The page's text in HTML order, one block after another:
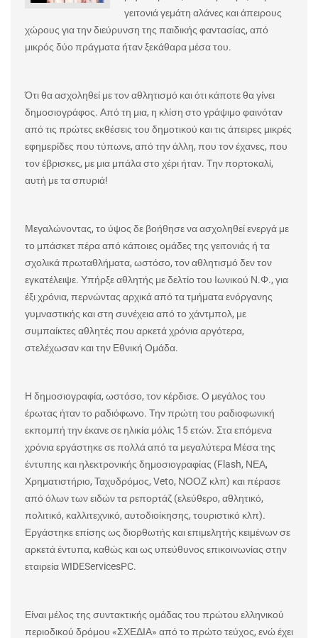
γειτονιά γεμάτη αλάνες και άπειρους
χώρους για την διεύρυνση της παιδικής φαντασίας, από
μικρός δύο πράγματα ήταν ξεκάθαρα μέσα του.
Ότι θα ασχοληθεί με τον αθλητισμό και ότι κάποτε θα γίνει
δημοσιογράφος. Από τη μια, η κλίση στο γράψιμο φαινόταν
από τις πρώτες εκθέσεις του δημοτικού και τις άπειρες μικρές
εφημερίδες που τύπωνε, από την άλλη, που τον έχανες, που
τον έβρισκες, με μια μπάλα στο χέρι ήταν. Την πορτοκαλί,
αυτή με τα σπυριά!
Μεγαλώνοντας, το ύψος δε βοήθησε να ασχοληθεί ενεργά με
το μπάσκετ πέρα από κάποιες ομάδες της γειτονιάς ή τα
σχολικά πρωταθλήματα, ωστόσο, τον αθλητισμό δεν τον
εγκατέλειψε. Υπήρξε αθλητής με δελτίο του Ιωνικού Ν.Φ., για
έξι χρόνια, περνώντας αρχικά από τα τμήματα ενόργανης
γυμναστικής και στη συνέχεια από το χάντμπολ, με
συμπαίκτες αθλητές που αρκετά χρόνια αργότερα,
στελέχωσαν και την Εθνική Ομάδα.
Η δημοσιογραφία, ωστόσο, τον κέρδισε. Ο μεγάλος του
έρωτας ήταν το ραδιόφωνο. Την πρώτη του ραδιοφωνική
εκπομπή την έκανε σε ηλικία μόλις 15 ετών. Στα επόμενα
χρόνια εργάστηκε σε πολλά από τα μεγαλύτερα Μέσα της
έντυπης και ηλεκτρονικής δημοσιογραφίας (Flash, ΝΕΑ,
Χρηματιστήριο, Ταχυδρόμος, Veto, ΝΟΟΖ κλπ) και πέρασε
από όλων των ειδών τα ρεπορτάζ (ελεύθερο, αθλητικό,
πολιτικό, καλλιτεχνικό, αυτοδιοίκησης, τουριστικό κλπ).
Εργάστηκε επίσης ως διορθωτής και επιμελητής κειμένων σε
αρκετά έντυπα, καθώς και ως υπεύθυνος επικοινωνίας στην
εταιρείαWIDEServicesPC.
Είναι μέλος της συντακτικής ομάδας του πρώτου ελληνικού
περιοδικού δρόμου «ΣΧΕΔΙΑ» από το πρώτο τεύχος, ενώ έχει